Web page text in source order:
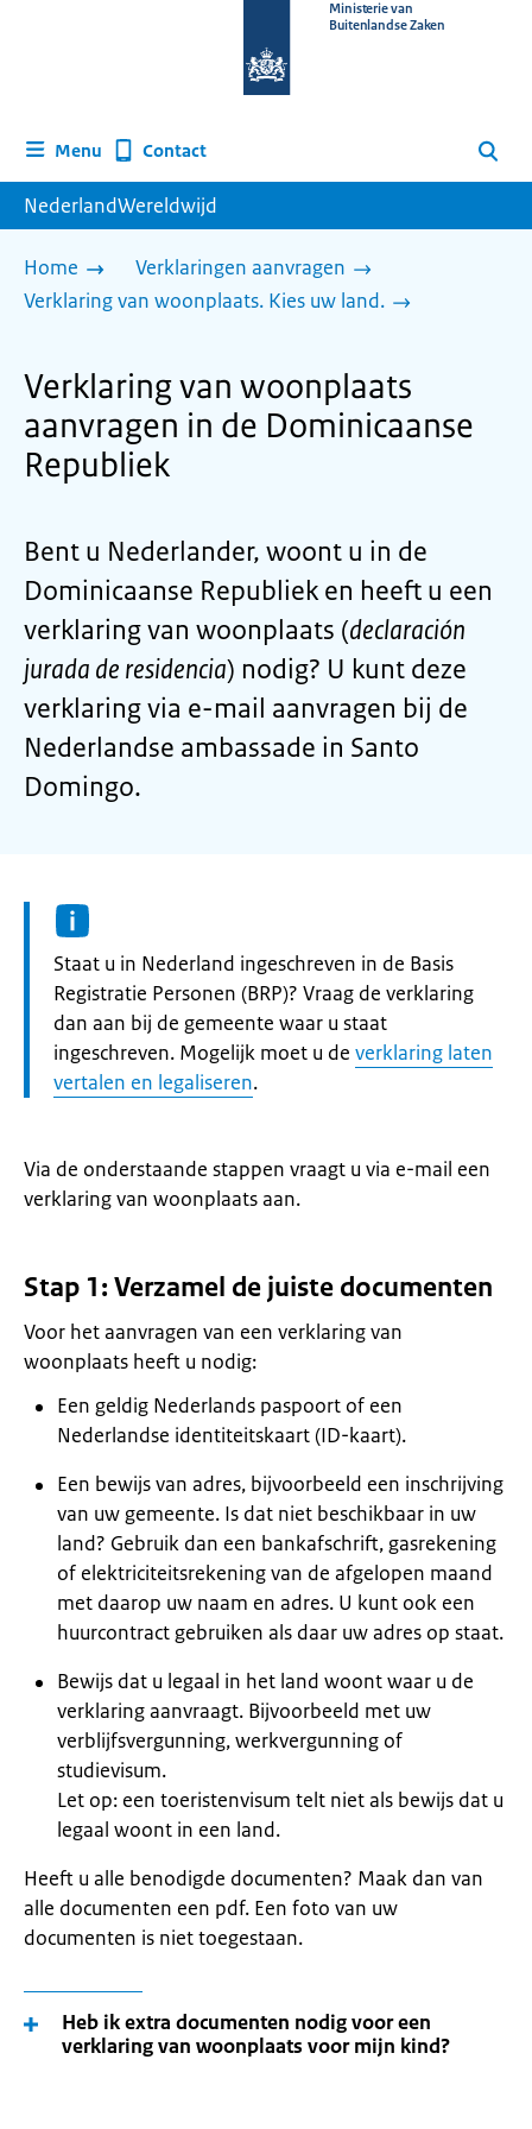
homepage
Ministerie van
Buitenlandse Zaken
Menu Contact Zoeken
NederlandWereldwijd
Home
Verklaringen aanvragen
Verklaring van woonplaats. Kies uw land.
Verklaring van woonplaats
aanvragen in de Dominicaanse
Republiek
Bent u Nederlander, woont u in de
Dominicaanse Republiek en heeft u een
verklaring van woonplaats (declaración
jurada de residencia) nodig? U kunt deze
verklaring via e-mail aanvragen bij de
Nederlandse ambassade in Santo
Domingo.
Informatie:
Staat u in Nederland ingeschreven in de Basis
Registratie Personen (BRP)? Vraag de verklaring
dan aan bij de gemeente waar u staat
ingeschreven. Mogelijk moet u de verklaring laten
vertalen en legaliseren.
Via de onderstaande stappen vraagt u via e-mail een
verklaring van woonplaats aan.
Stap 1: Verzamel de juiste documenten
Voor het aanvragen van een verklaring van
woonplaats heeft u nodig:
Een geldig Nederlands paspoort of een
Nederlandse identiteitskaart (ID-kaart).
Een bewijs van adres, bijvoorbeeld een inschrijving
van uw gemeente. Is dat niet beschikbaar in uw
land? Gebruik dan een bankafschrift, gasrekening
of elektriciteitsrekening van de afgelopen maand
met daarop uw naam en adres. U kunt ook een
huurcontract gebruiken als daar uw adres op staat.
Bewijs dat u legaal in het land woont waar u de
verklaring aanvraagt. Bijvoorbeeld met uw
verblijfsvergunning, werkvergunning of
studievisum.
Let op: een toeristenvisum telt niet als bewijs dat u
legaal woont in een land.
Heeft u alle benodigde documenten? Maak dan van
alle documenten een pdf. Een foto van uw
documenten is niet toegestaan.
Heb ik extra documenten nodig voor een
verklaring van woonplaats voor mijn kind?